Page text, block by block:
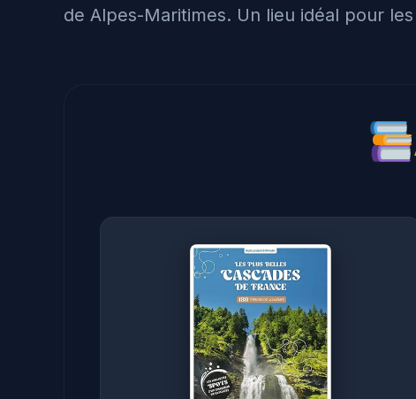
de Alpes-Maritimes. Un lieu idéal pour